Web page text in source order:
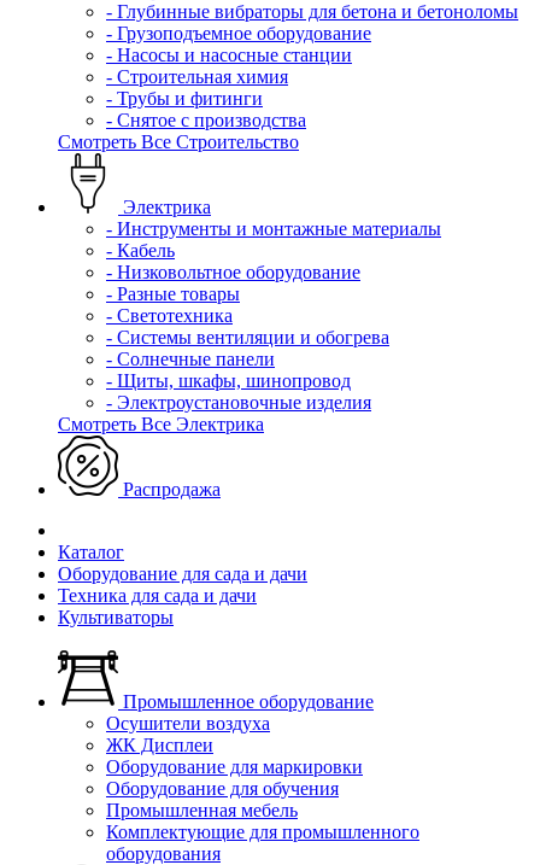
- Глубинные вибраторы для бетона и бетоноломы
- Грузоподъемное оборудование
- Насосы и насосные станции
- Строительная химия
- Трубы и фитинги
- Снятое с производства
Смотреть Все Строительство
Электрика
- Инструменты и монтажные материалы
- Кабель
- Низковольтное оборудование
- Разные товары
- Светотехника
- Системы вентиляции и обогрева
- Солнечные панели
- Щиты, шкафы, шинопровод
- Электроустановочные изделия
Смотреть Все Электрика
Распродажа
Каталог
Оборудование для сада и дачи
Техника для сада и дачи
Культиваторы
Промышленное оборудование
Осушители воздуха
ЖК Дисплеи
Оборудование для маркировки
Оборудование для обучения
Промышленная мебель
Комплектующие для промышленного
оборудования